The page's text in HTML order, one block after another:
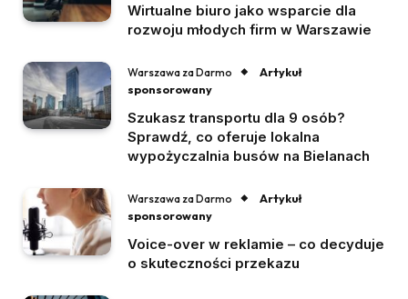
Wirtualne biuro jako wsparcie dla
rozwoju młodych firm w Warszawie
Warszawa za Darmo
Artykuł
sponsorowany
Szukasz transportu dla 9 osób?
Sprawdź, co oferuje lokalna
wypożyczalnia busów na Bielanach
Warszawa za Darmo
Artykuł
sponsorowany
Voice-over w reklamie – co decyduje
o skuteczności przekazu